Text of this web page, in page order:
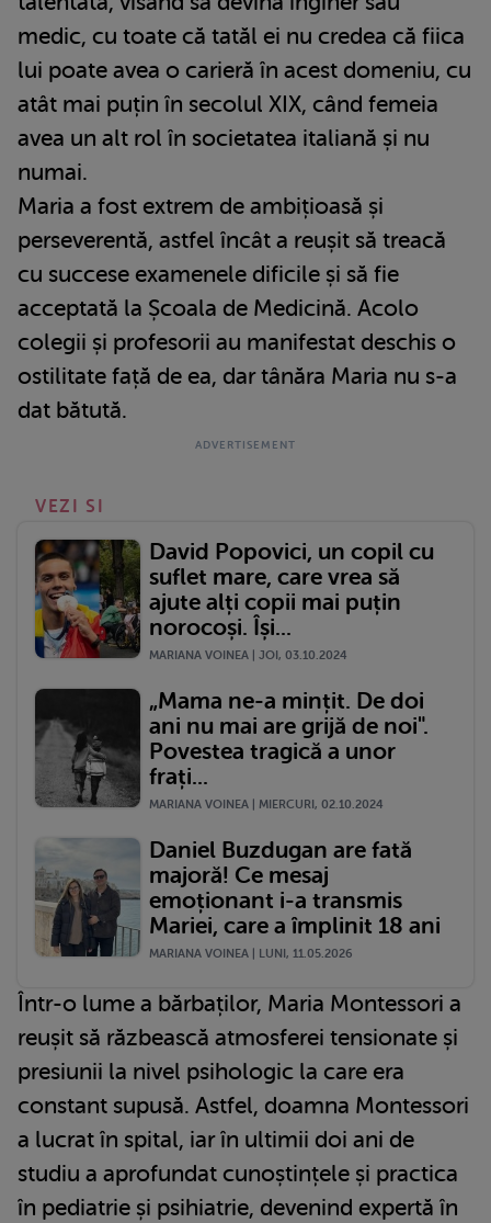
medic, cu toate că tatăl ei nu credea că fiica
lui poate avea o carieră în acest domeniu, cu
atât mai puțin în secolul XIX, când femeia
avea un alt rol în societatea italiană și nu
numai.
Maria a fost extrem de ambițioasă și
perseverentă, astfel încât a reușit să treacă
cu succese examenele dificile și să fie
acceptată la Școala de Medicină. Acolo
colegii și profesorii au manifestat deschis o
ostilitate față de ea, dar tânăra Maria nu s-a
dat bătută.
VEZI SI
David Popovici, un copil cu
suflet mare, care vrea să
ajute alți copii mai puțin
norocoși. Își...
MARIANA VOINEA | JOI, 03.10.2024
„Mama ne-a mințit. De doi
ani nu mai are grijă de noi".
Povestea tragică a unor
frați...
MARIANA VOINEA | MIERCURI, 02.10.2024
Daniel Buzdugan are fată
majoră! Ce mesaj
emoționant i-a transmis
Mariei, care a împlinit 18 ani
MARIANA VOINEA | LUNI, 11.05.2026
Într-o lume a bărbaților, Maria Montessori a
reușit să răzbească atmosferei tensionate și
presiunii la nivel psihologic la care era
constant supusă. Astfel, doamna Montessori
a lucrat în spital, iar în ultimii doi ani de
studiu a aprofundat cunoștințele și practica
în pediatrie și psihiatrie, devenind expertă în